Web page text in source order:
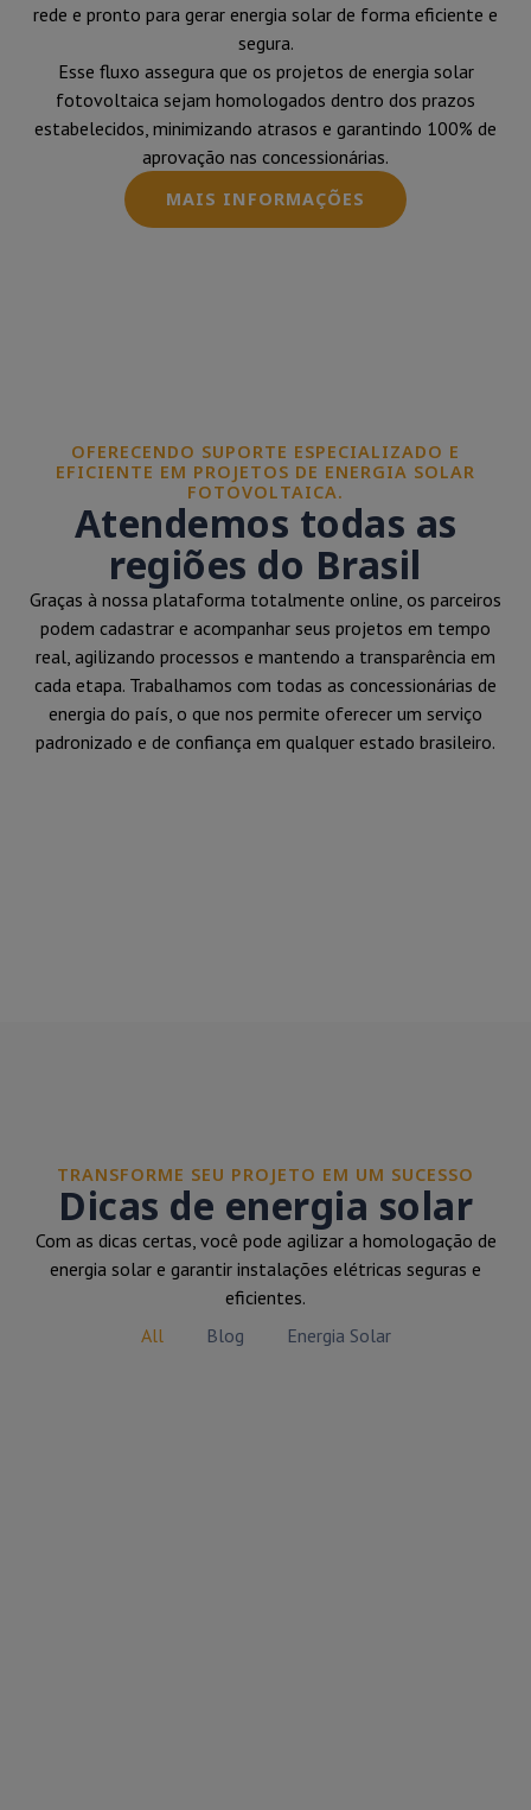
rede e pronto para gerar energia solar de forma eficiente e
segura.
Esse fluxo assegura que os projetos de energia solar
fotovoltaica sejam homologados dentro dos prazos
estabelecidos, minimizando atrasos e garantindo 100% de
aprovação nas concessionárias.
MAIS INFORMAÇÕES
OFERECENDO SUPORTE ESPECIALIZADO E
EFICIENTE EM PROJETOS DE ENERGIA SOLAR
FOTOVOLTAICA.
Atendemos todas as
regiões do Brasil
Graças à nossa plataforma totalmente online, os parceiros
podem cadastrar e acompanhar seus projetos em tempo
real, agilizando processos e mantendo a transparência em
cada etapa. Trabalhamos com todas as concessionárias de
energia do país, o que nos permite oferecer um serviço
padronizado e de confiança em qualquer estado brasileiro.
TRANSFORME SEU PROJETO EM UM SUCESSO
Dicas de energia solar
Com as dicas certas, você pode agilizar a homologação de
energia solar e garantir instalações elétricas seguras e
eficientes.
All
Blog Energia Solar